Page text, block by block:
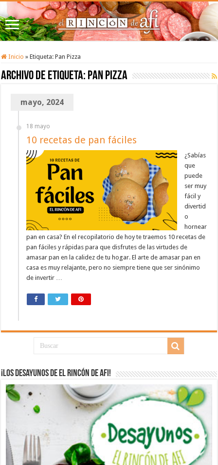
Inicio » Etiqueta:Pan Pizza
Archivo de etiqueta: Pan Pizza
mayo, 2024
18 mayo
10 recetas de pan fáciles
¿Sabías
que
puede
ser muy
fácil y
divertid
o
hornear
pan en casa? En el recopilatorio de hoy te traemos 10 recetas de
pan fáciles y rápidas para que disfrutes de las virtudes de
amasar pan en la calidez de tu hogar. El arte de amasar pan en
casa es muy relajante, pero no siempre tiene que ser sinónimo
de invertir …
¡Los desayunos de El Rincón de Afi!